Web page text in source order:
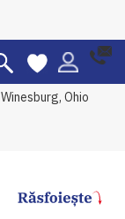
Winesburg, Ohio